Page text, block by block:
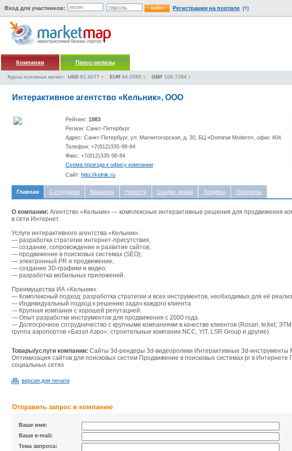
Вход для участников: Регистрация на портале [?]
Компании Пресс-релизы
Курсы основных валют: USD 81.4077 EUR 94.0585 GBP 109.7294
Интерактивное агентство «Кельник», ООО
Рейтинг: 1983
Регион: Санкт-Петербург
Адрес: Санкт-Петербург, ул. Магнитогорская, д. 30, БЦ «Dominat Modern», офис 404
Телефон: +7(812)335-98-84
Факс: +7(812)335-98-84
Схема проезда к офису компании
Сайт: http://kelnik.ru
Главная Сотрудники Вакансии Новости Скидки, акции Тендеры Партнеры
О компании: Агентство «Кельник» — комплексные интерактивные решения для продвижения
в сети Интернет.
Услуги интерактивного агентства «Кельник»:
— разработка стратегии интернет-присутствия;
— создание, сопровождение и развитие сайтов;
— продвижение в поисковых системах (SEO);
— электронный PR и продвижение;
— создание 3D-графики и видео;
— разработка мобильных приложений.
Преимущества ИА «Кельник»:
— Комплексный подход: разработка стратегии и всех инструментов, необходимых для её
— Индивидуальный подход к решению задач каждого клиента.
— Крупная компания с хорошей репутацией.
— Опыт разработки инструментов для продвижения с 2000 года.
— Долгосрочное сотрудничество с крупными компаниями в качестве клиентов (Rosan; teXet;
группа аэропортов «Базэл Аэро»; строительные компании NCC, YIT, LSR Group и другие).
Товары/услуги компании: Сайты 3d-рендеры 3d-видеоролики Интерактивные 3d-
Оптимизация сайтов для поисковых систем Продвижение в поисковых системах pr в Интернете
социальных сетях
версия для печати
Отправить запрос в компанию
Ваше имя:
Ваше e-mail:
Тема запроса: